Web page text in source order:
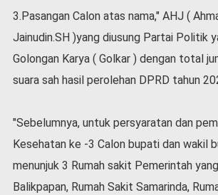
3.Pasangan Calon atas nama," AHJ (
Jainudin.SH )yang diusung Partai Politik
Golongan Karya ( Golkar ) dengan total
suara sah hasil perolehan DPRD tahun
"Sebelumnya, untuk persyaratan dan
Kesehatan ke -3 Calon bupati dan wakil
menunjuk 3 Rumah sakit Pemerintah
Balikpapan, Rumah Sakit Samarinda,